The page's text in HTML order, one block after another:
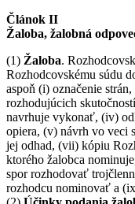
Článok II
Žaloba, žalobná
(1) Žaloba.
Rozhodcovskému súdu
aspoň (i) označenie
rozhodujúcich
navrhuje vykonať, (iv)
opiera, (v) návrh vo veci
jej odhad, (vii) kópiu
ktorého žalobca
spor rozhodovať
rozhodcu nominovať a